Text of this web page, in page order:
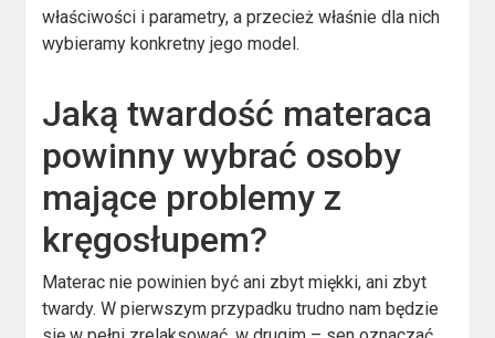
właściwości i parametry, a przecież właśnie dla nich
wybieramy konkretny jego model.
Jaką twardość materaca
powinny wybrać osoby
mające problemy z
kręgosłupem?
Materac nie powinien być ani zbyt miękki, ani zbyt
twardy. W pierwszym przypadku trudno nam będzie